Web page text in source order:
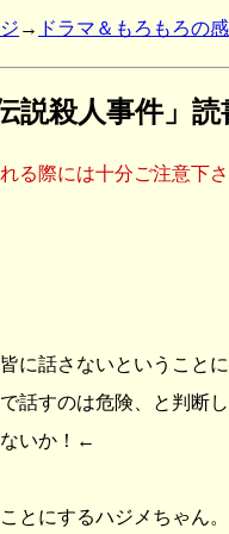
→ ドラマ＆もろもろの
説殺人事件」読
る際には十分ご注意下さ
話さないということに
すのは危険、と判断し
いか！←
とにするハジメちゃん。